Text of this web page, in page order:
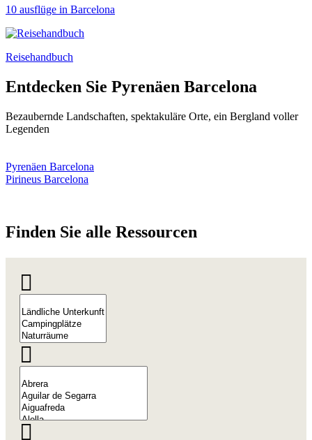
10 ausflüge in Barcelona
Reisehandbuch
Entdecken Sie Pyrenäen Barcelona
Bezaubernde Landschaften, spektakuläre Orte, ein Bergland voller
Legenden
Pyrenäen Barcelona
Pirineus Barcelona
Finden Sie alle Ressourcen